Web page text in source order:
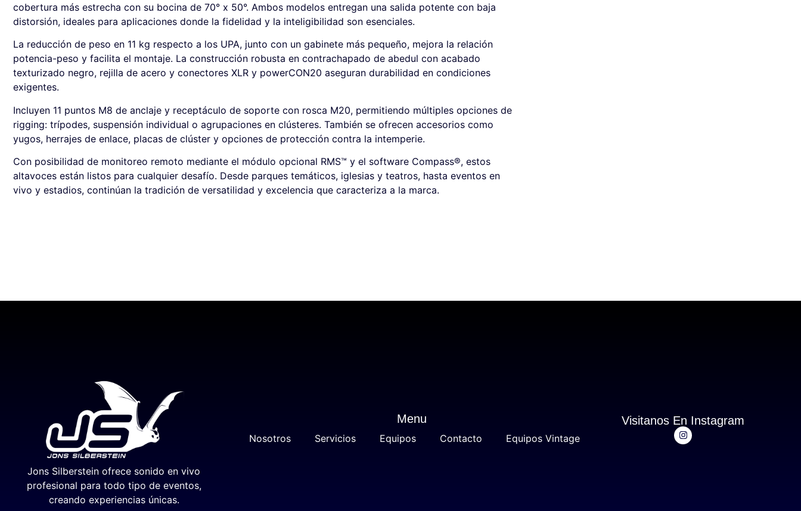
cobertura más estrecha con su bocina de 70° x 50°. Ambos modelos entregan una salida potente con baja
distorsión, ideales para aplicaciones donde la fidelidad y la inteligibilidad son esenciales.
La reducción de peso en 11 kg respecto a los UPA, junto con un gabinete más pequeño, mejora la relación
potencia-peso y facilita el montaje. La construcción robusta en contrachapado de abedul con acabado
texturizado negro, rejilla de acero y conectores XLR y powerCON20 aseguran durabilidad en condiciones
exigentes.
Incluyen 11 puntos M8 de anclaje y receptáculo de soporte con rosca M20, permitiendo múltiples opciones de
rigging: trípodes, suspensión individual o agrupaciones en clústeres. También se ofrecen accesorios como
yugos, herrajes de enlace, placas de clúster y opciones de protección contra la intemperie.
Con posibilidad de monitoreo remoto mediante el módulo opcional RMS™ y el software Compass®, estos
altavoces están listos para cualquier desafío. Desde parques temáticos, iglesias y teatros, hasta eventos en
vivo y estadios, continúan la tradición de versatilidad y excelencia que caracteriza a la marca.
Jons Silberstein ofrece sonido en vivo
profesional para todo tipo de eventos,
creando experiencias únicas.
Menu
Nosotros Servicios Equipos Contacto Equipos Vintage
Visitanos En Instagram